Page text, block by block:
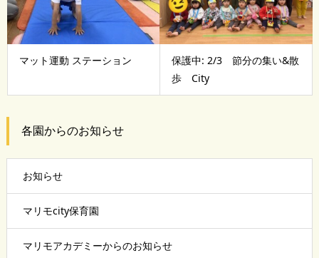
マット運動 ステーション
保護中: 2/3 節分の集い&散
歩 City
各園からのお知らせ
お知らせ
マリモcity保育園
マリモアカデミーからのお知らせ